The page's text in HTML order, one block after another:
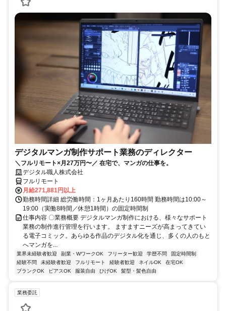
デジタルマンガ制作サポート業務のディレクター
＼フルリモート×月27万円〜／ 在宅で、マンガの仕事を。
デジタル職人株式会社
フルリモート
月給271,881円以上
勤務時間詳細 総労働時間：1ヶ月あたり160時間 勤務時間は10:00～
19:00（実働8時間／休憩1時間）の固定時間制
仕事内容 〇業務概要 デジタルマンガ制作における、様々なサポート
業務の制作進行管理を行います。 ますますニーズが高まってきてい
る電子コミック。あらゆる作品のデジタル化を通じ、多くの人のもと
へマンガを...
業界未経験者歓迎 副業・WワークOK フリーター歓迎 学歴不問
固定時間制
経験不問
未経験者歓迎 フルリモート 経験者歓迎 ネイルOK
在宅OK
ブランクOK
ピアスOK 服装自由 ひげOK 髪型・髪色自由
業務委託